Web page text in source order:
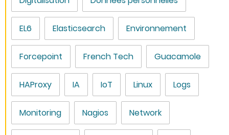
EL6 Elasticsearch Environnement
Forcepoint French Tech Guacamole
HAProxy IA IoT Linux Logs
Monitoring Nagios Network